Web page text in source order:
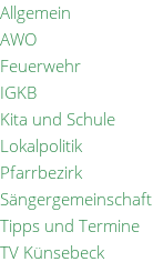
Allgemein
AWO
Feuerwehr
IGKB
Kita und Schule
Lokalpolitik
Pfarrbezirk
Sängergemeinschaft
Tipps und Termine
TV Künsebeck